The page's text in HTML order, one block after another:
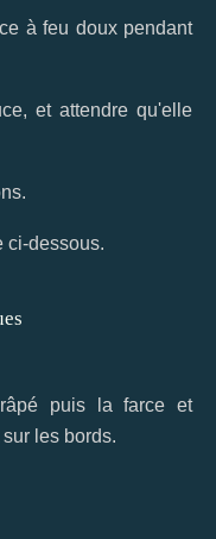
à feu doux pendant
et attendre qu'elle
ci-dessous.
puis la farce et
les bords.